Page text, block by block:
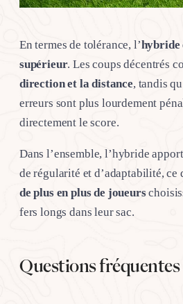
En termes de tolérance, l’hybride
supérieur. Les coups décentrés
direction et la distance, tandis
erreurs sont plus lourdement
directement le score.
Dans l’ensemble, l’hybride
de régularité et d’adaptabilité,
de plus en plus de joueurs
fers longs dans leur sac.
Questions fréquentes